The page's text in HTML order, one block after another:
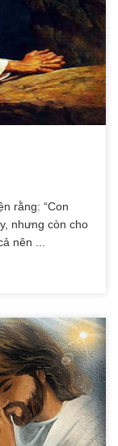
rằng: “Con
nhưng còn cho
nên ...